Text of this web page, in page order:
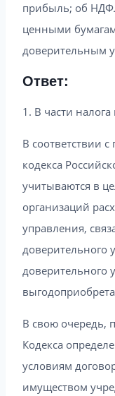
прибыль; об
ценными
доверительным
Ответ:
1. В части
В соответствии
кодекса
учитываются в
организаций
управления,
доверительного
доверительного
В свою очередь,
Кодекса
условиям
имуществом